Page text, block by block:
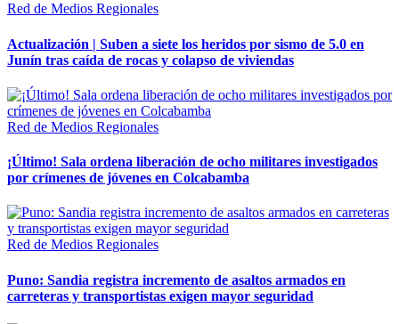
Red de Medios Regionales
Actualización | Suben a siete los heridos por sismo de 5.0 en
Junín tras caída de rocas y colapso de viviendas
Red de Medios Regionales
¡Último! Sala ordena liberación de ocho militares investigados
por crímenes de jóvenes en Colcabamba
Red de Medios Regionales
Puno: Sandia registra incremento de asaltos armados en
carreteras y transportistas exigen mayor seguridad